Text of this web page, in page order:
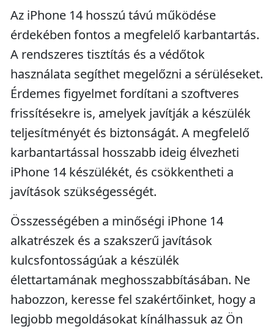
Az iPhone 14 hosszú távú működése
érdekében fontos a megfelelő karbantartás.
A rendszeres tisztítás és a védőtok
használata segíthet megelőzni a sérüléseket.
Érdemes figyelmet fordítani a szoftveres
frissítésekre is, amelyek javítják a készülék
teljesítményét és biztonságát. A megfelelő
karbantartással hosszabb ideig élvezheti
iPhone 14 készülékét, és csökkentheti a
javítások szükségességét.
Összességében a minőségi iPhone 14
alkatrészek és a szakszerű javítások
kulcsfontosságúak a készülék
élettartamának meghosszabbításában. Ne
habozzon, keresse fel szakértőinket, hogy a
legjobb megoldásokat kínálhassuk az Ön